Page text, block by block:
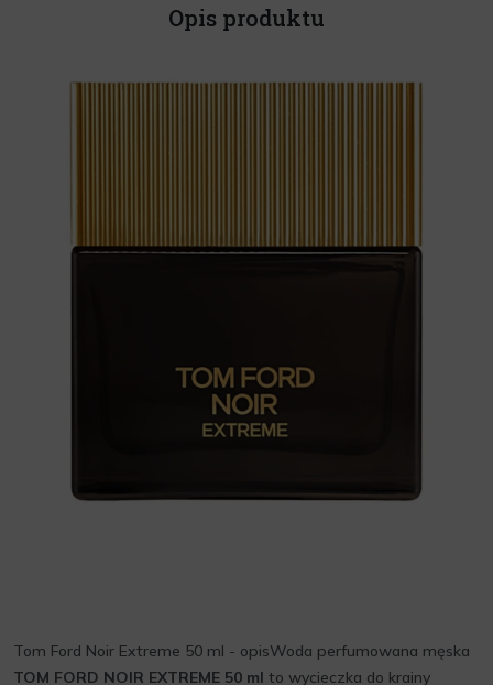
Opis produktu
Tom Ford Noir Extreme 50 ml - opisWoda perfumowana męska
TOM FORD NOIR EXTREME 50 ml to wycieczka do krainy